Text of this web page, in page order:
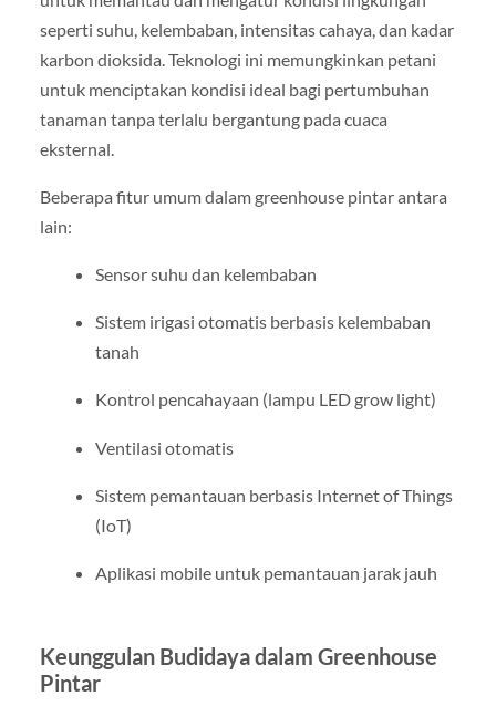
seperti suhu, kelembaban, intensitas cahaya, dan kadar
karbon dioksida. Teknologi ini memungkinkan petani
untuk menciptakan kondisi ideal bagi pertumbuhan
tanaman tanpa terlalu bergantung pada cuaca
eksternal.
Beberapa fitur umum dalam greenhouse pintar antara
lain:
Sensor suhu dan kelembaban
Sistem irigasi otomatis berbasis kelembaban
tanah
Kontrol pencahayaan (lampu LED grow light)
Ventilasi otomatis
Sistem pemantauan berbasis Internet of Things
(IoT)
Aplikasi mobile untuk pemantauan jarak jauh
Keunggulan Budidaya dalam Greenhouse
Pintar